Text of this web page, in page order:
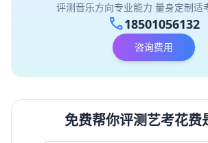
评测音乐方向专业能力 量身定制适
call18501056132
咨询费用
免费帮你评测艺考花费